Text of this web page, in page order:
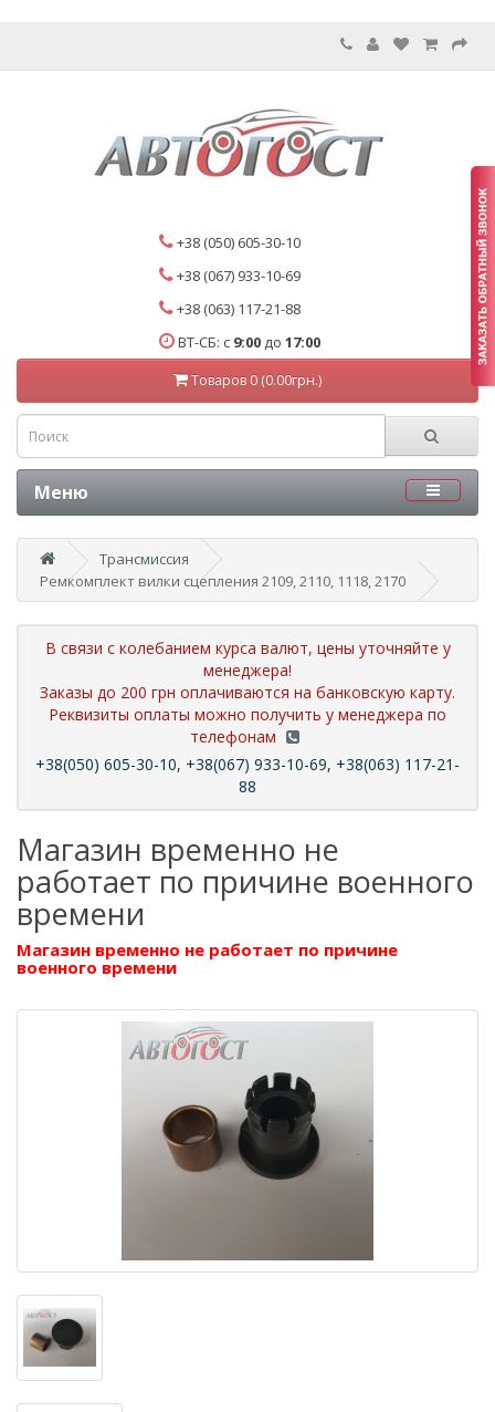
+38 (050) 605-30-10
+38 (067) 933-10-69
+38 (063) 117-21-88
ВТ-СБ: с 9:00 до 17:00
Товаров 0 (0.00грн.)
Меню
Трансмиссия
Ремкомплект вилки сцепления 2109, 2110, 1118, 2170
В связи с колебанием курса валют, цены уточняйте у
менеджера!
Заказы до 200 грн оплачиваются на банковскую карту.
Реквизиты оплаты можно получить у менеджера по
телефонам
+38(050) 605-30-10, +38(067) 933-10-69, +38(063) 117-21-
88
Магазин временно не
работает по причине военного
времени
Магазин временно не работает по причине
военного времени